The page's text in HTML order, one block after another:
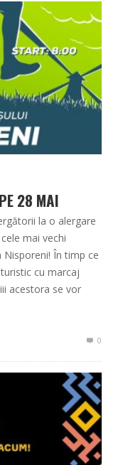
28 MAI
la o alergare
mai vechi
Nisporeni! În timp ce
cu marcaj
acestora se vor
0